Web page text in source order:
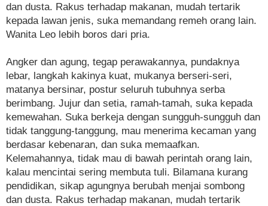
dan dusta. Rakus terhadap makanan, mudah tertarik
kepada lawan jenis, suka memandang remeh orang lain.
Wanita Leo lebih boros dari pria.
Angker dan agung, tegap perawakannya, pundaknya
lebar, langkah kakinya kuat, mukanya berseri-seri,
matanya bersinar, postur seluruh tubuhnya serba
berimbang. Jujur dan setia, ramah-tamah, suka kepada
kemewahan. Suka berkeja dengan sungguh-sungguh dan
tidak tanggung-tanggung, mau menerima kecaman yang
berdasar kebenaran, dan suka memaafkan.
Kelemahannya, tidak mau di bawah perintah orang lain,
kalau mencintai sering membuta tuli. Bilamana kurang
pendidikan, sikap agungnya berubah menjai sombong
dan dusta. Rakus terhadap makanan, mudah tertarik